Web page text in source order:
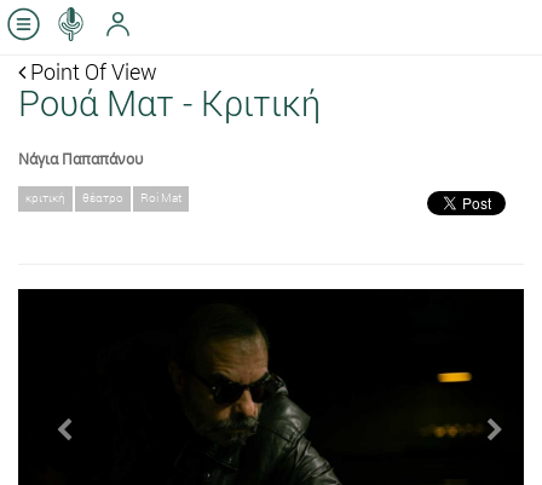
Point Of View
Ρουά Ματ - Κριτική
Νάγια Παπαπάνου
κριτική θέατρο Roi Mat